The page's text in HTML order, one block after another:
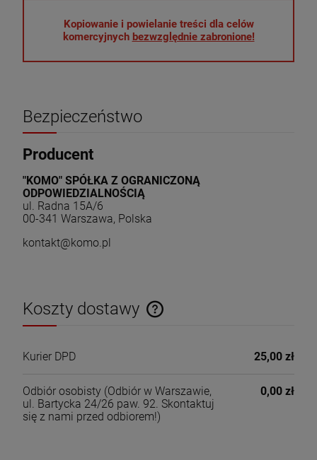
Kopiowanie i powielanie treści dla celów
komercyjnych bezwzględnie zabronione!
Bezpieczeństwo
Producent
"KOMO" SPÓŁKA Z OGRANICZONĄ
ODPOWIEDZIALNOŚCIĄ
ul. Radna 15A/6
00-341 Warszawa, Polska
kontakt@komo.pl
Koszty dostawy
Cena nie zawiera ewentualnych kosztów płatności
Kurier DPD 25,00 zł
Odbiór osobisty (Odbiór w Warszawie,
ul. Bartycka 24/26 paw. 92. Skontaktuj
się z nami przed odbiorem!)
0,00 zł